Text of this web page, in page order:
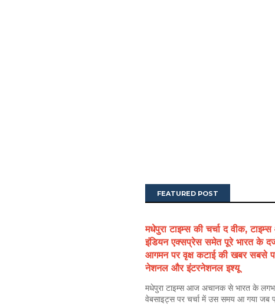
FEATURED POST
मधेपुरा टाइम्स की चर्चा द वीक,
इंडियन एक्सप्रेस समेत पूरे भारत के
आगमन पर वृक्ष कटाई की खबर सबसे
नेशनल और इंटरनेशनल इश्यू
मधेपुरा टाइम्स आज अचानक से भारत के
वेबसाइट्स पर चर्चा में उस समय आ गया जब